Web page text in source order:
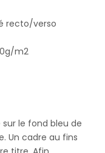
recto/verso
m2
le fond bleu de
Un cadre au fins